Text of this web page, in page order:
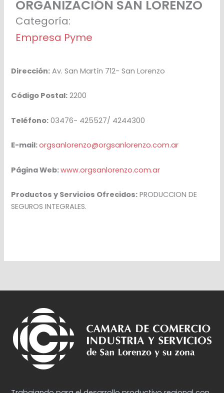
ORGANIZACIÓN SAN LORENZO
Categoría:
Empresa Pyme
Dirección: Av. San Martín 712- San Lorenzo
Código Postal: 2200
Teléfono: 03476- 425527/ 4244300
E-mail:orgsanlorenzo@orgsanlorenzo.com.ar
Página Web:www.orgsanlorenzo.com.ar
Productos y Servicios Ofrecidos: PRODUCCION DE
SEGUROS INTEGRALES.